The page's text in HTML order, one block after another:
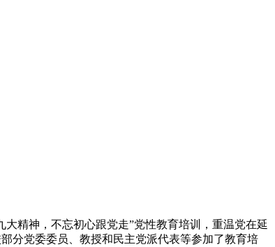
精神，不忘初心跟党走”党性教育培训，重温党在延
分党委委员、教授和民主党派代表等参加了教育培